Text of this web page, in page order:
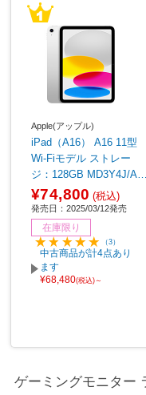
Apple(アップル)
iPad（A16） A16 11型
Wi-Fiモデル ストレー
ジ：128GB MD3Y4J/A
シルバー
¥74,800 (税込)
発売日：2025/03/12発売
在庫限り
（3）
中古商品が計4点あり
ます
¥68,480(税込)～
ゲーミングモニター